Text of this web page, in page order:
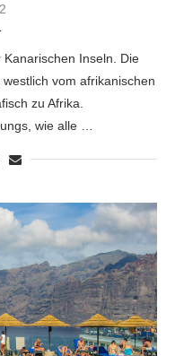
Inseln. Die
vom afrikanischen
zu Afrika.
wie alle …